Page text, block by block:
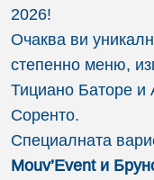
2026!
Очаква ви
степенно меню,
Тициано Баторе и
Соренто.
Специалната
Mouv’Event и